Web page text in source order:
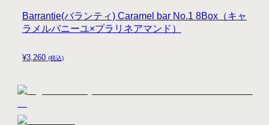
¥3,260 (税込)
Barrantie(バランティ) Caramel bar No.1 8Box（キャ
ラメルバニーユ×プラリネアマンド）